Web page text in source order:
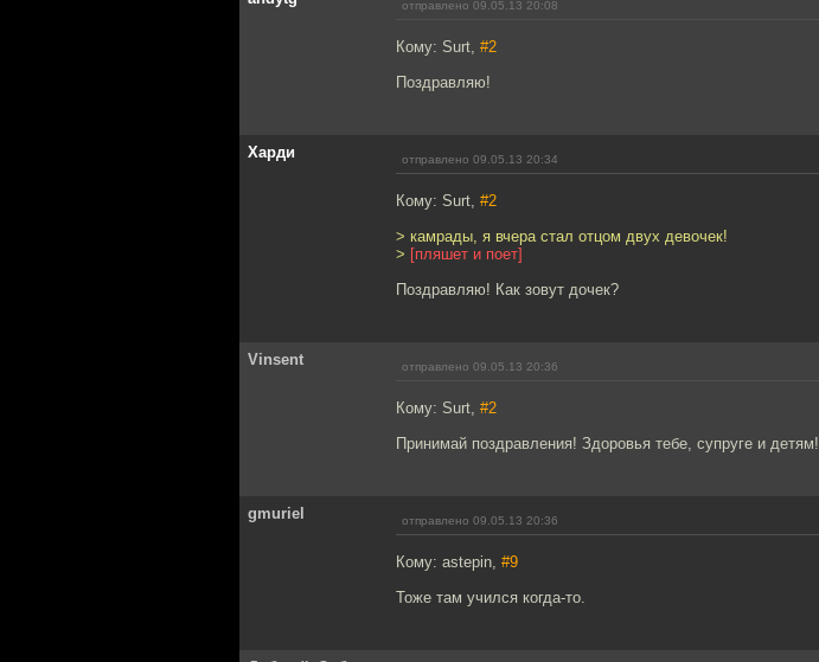
отправлено 09.05.13 20:08
Кому: Surt, #2
Поздравляю!
Харди отправлено 09.05.13 20:34
Кому: Surt, #2
> камрады, я вчера стал отцом двух девочек!
> [пляшет и поет]
Поздравляю! Как зовут дочек?
Vinsent отправлено 09.05.13 20:36
Кому: Surt, #2
Принимай поздравления! Здоровья тебе, супруге и детям!
gmuriel отправлено 09.05.13 20:36
Кому: astepin, #9
Тоже там учился когда-то.